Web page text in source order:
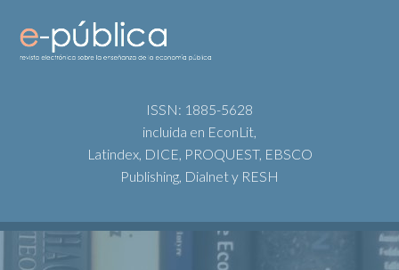
ISSN: 1885-5628
incluida en EconLit,
Latindex, DICE, PROQUEST, EBSCO
Publishing, Dialnet y RESH